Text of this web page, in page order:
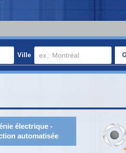
Ville
électrique -
automatisée